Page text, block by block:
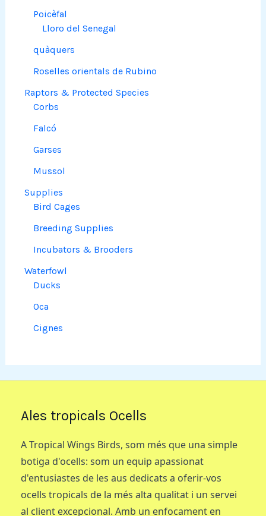
Poicèfal
Lloro del Senegal
quàquers
Roselles orientals de Rubino
Raptors & Protected Species
Corbs
Falcó
Garses
Mussol
Supplies
Bird Cages
Breeding Supplies
Incubators & Brooders
Waterfowl
Ducks
Oca
Cignes
Ales tropicals Ocells
A Tropical Wings Birds, som més que una simple
botiga d'ocells: som un equip apassionat
d'entusiastes de les aus dedicats a oferir-vos
ocells tropicals de la més alta qualitat i un servei
al client excepcional. Amb un enfocament en